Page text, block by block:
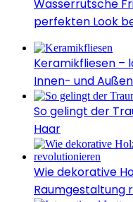
Wasserrutsche
perfekten Look
Keramikfliesen –
Innen- und
So gelingt der
Haar
Wie dekorative
Raumgestaltung